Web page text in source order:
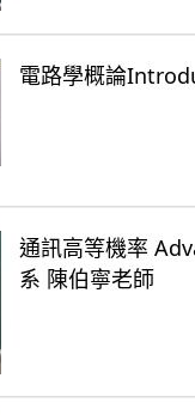
電路學概論
通訊高等機率
系 陳伯寧老師